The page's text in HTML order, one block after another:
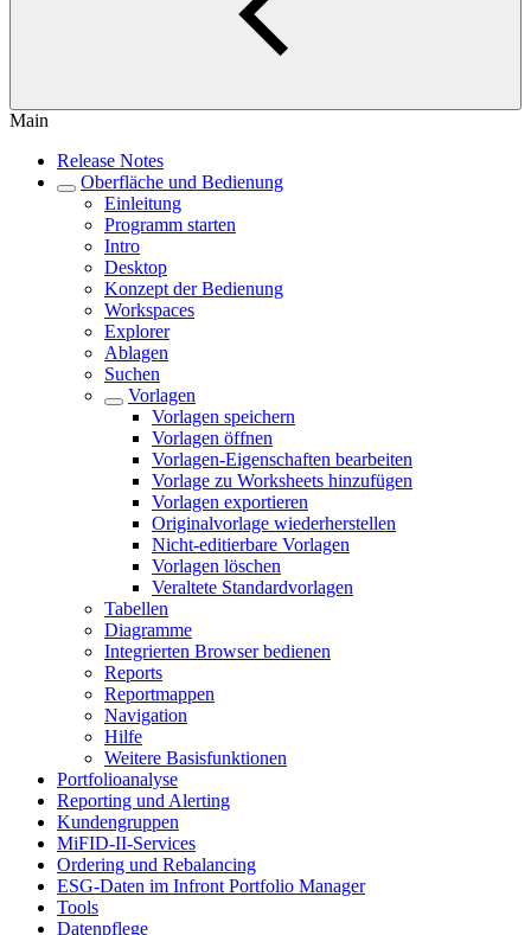
Main
Release Notes
Oberfläche und Bedienung
Einleitung
Programm starten
Intro
Desktop
Konzept der Bedienung
Workspaces
Explorer
Ablagen
Suchen
Vorlagen
Vorlagen speichern
Vorlagen öffnen
Vorlagen-Eigenschaften bearbeiten
Vorlage zu Worksheets hinzufügen
Vorlagen exportieren
Originalvorlage wiederherstellen
Nicht-editierbare Vorlagen
Vorlagen löschen
Veraltete Standardvorlagen
Tabellen
Diagramme
Integrierten Browser bedienen
Reports
Reportmappen
Navigation
Hilfe
Weitere Basisfunktionen
Portfolioanalyse
Reporting und Alerting
Kundengruppen
MiFID-II-Services
Ordering und Rebalancing
ESG-Daten im Infront Portfolio Manager
Tools
Datenpflege